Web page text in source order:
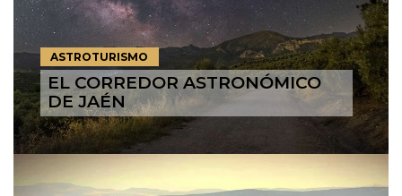
ASTROTURISMO
EL CORREDOR ASTRONÓMICO
DE JAÉN